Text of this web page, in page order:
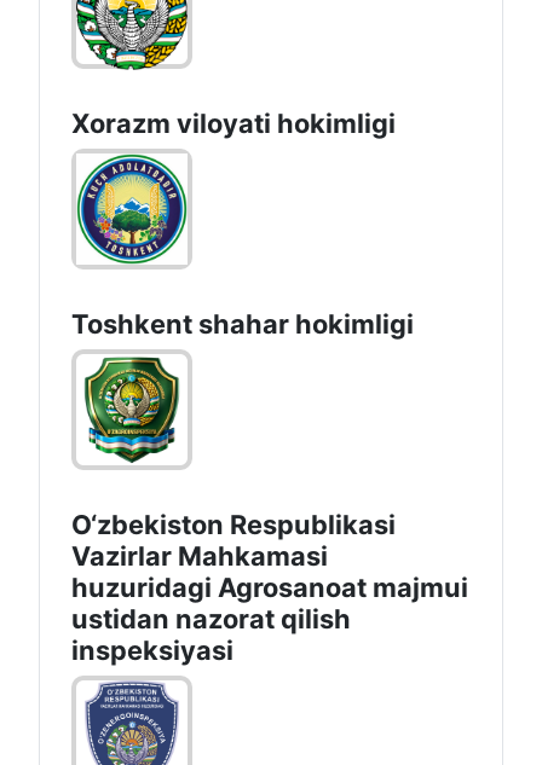
Xorazm vilоyati hоkimligi
Toshkеnt shаhаr hоkimligi
O‘zbekiston Respublikasi
Vazirlar Mahkamasi
huzuridagi Agrosanoat majmui
ustidan nazorat qilish
inspeksiyasi